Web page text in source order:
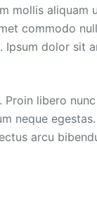
mollis
commodo
Ipsum dolor sit
libero
neque
arcu